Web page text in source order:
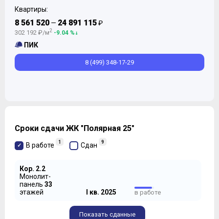
а до станции «Бабушкинская» удобно добираться на
трамвае 17-го маршрута, который считается едва ли не
самым передовым в Москве – на нем обкатывают все
современные модели трамваев, включая новый
КОРПУСА И ТЕХНОЛОГИИ
Квартиры:
8 561 520 — 24 891 115₽
302 192 ₽/м2 -9.04 %
ПИК
8 (499) 348-17-29
Сроки сдачи ЖК "Полярная 25"
В работе 1 Сдан 9
Кор. 2.2
Монолит-
панель 33
этажей
I кв. 2025 в работе
Показать сданные